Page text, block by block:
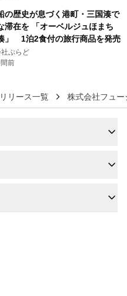
ィストを フィーチャーしたアニ
ョンを公開～
の歴史が息づく港町・三国湊で
滞在を 「オーベルジュほまち
」 1泊2食付の旅行商品を発売
ぷらど
前
リース一覧 株式会社フュー